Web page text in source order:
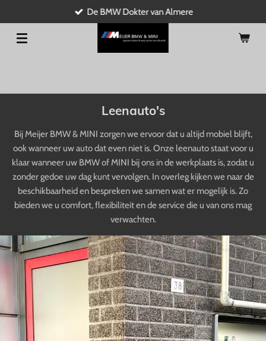
direct
naar
De BMW Dokter van Almere
Leenauto's
Bij Meijer BMW & MINI zorgen we ervoor dat u altijd mobiel blijft,
ook wanneer uw auto dat even niet is. Onze leenauto staat voor u
klaar wanneer uw BMW of MINI bij ons in de werkplaats is, zodat u
zonder gedoe uw dag kunt vervolgen. In overleg kijken we naar de
beschikbaarheid en bespreken we samen wat er mogelijk is. Zo
bieden we u comfort, flexibiliteit en de service die u van ons mag
verwachten.